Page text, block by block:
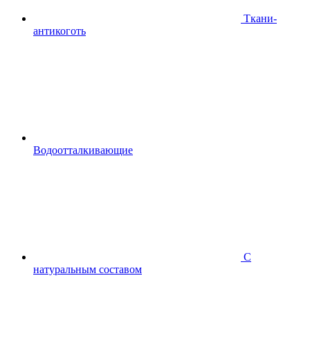
Ткани-
антикоготь
Водоотталкивающие
С
натуральным составом